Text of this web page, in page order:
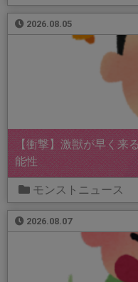
2026.08.05
【衝撃】激獣が早く来
能性
モンストニュース
2026.08.07